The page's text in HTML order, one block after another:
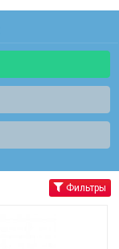
Фильтры